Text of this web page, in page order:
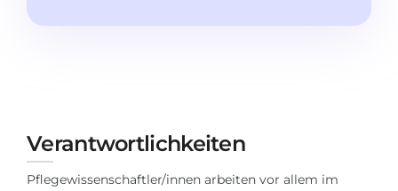
Portfolio
GEOGRAFIE
1. Studienjahr
2.–3. Studienjahr
Verantwortlichkeiten
Pflegewissenschaftler/innen arbeiten vor allem im